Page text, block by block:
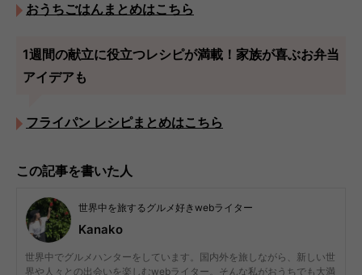
おうちごはんまとめはこちら
1週間の献立に役立つレシピが満載！家族が喜ぶお弁当
アイデアも
フライパン レシピまとめはこちら
この記事を書いた人
世界中を旅するグルメ好きwebライター
Kanako
世界中でグルメハンターをしています。国内外を旅しながら、新しい世
界や人々との出会いを楽しむwebライター。そんな私がおうちでも大満